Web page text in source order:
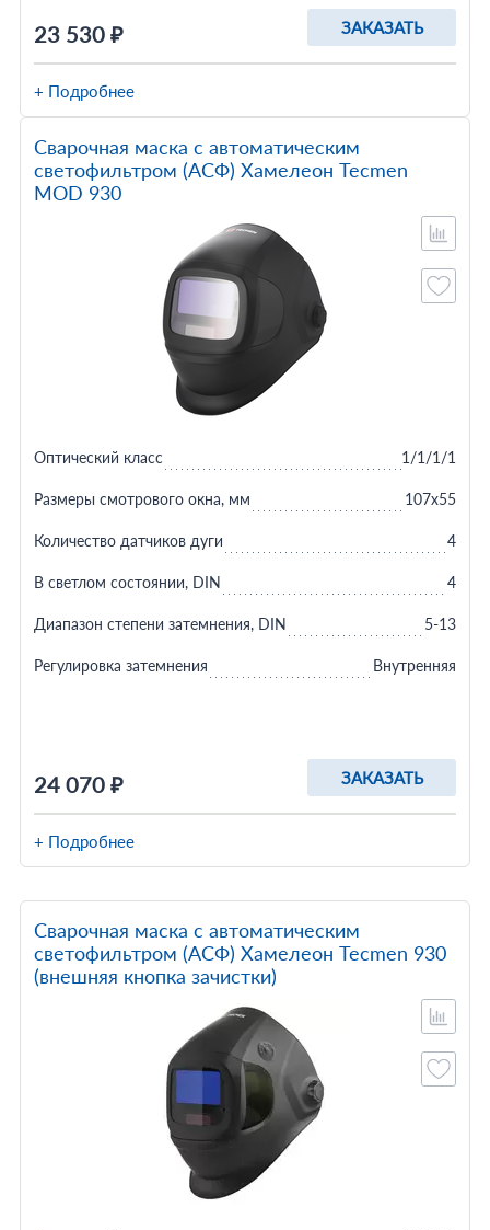
23 530 ₽ ЗАКАЗАТЬ
+ Подробнее
Сварочная маска с автоматическим
светофильтром (АСФ) Хамелеон Tecmen
MOD 930
24 070 ₽ ЗАКАЗАТЬ
Оптический класс 1/1/1/1
Размеры смотрового окна, мм 107х55
Количество датчиков дуги 4
В светлом состоянии, DIN 4
Диапазон степени затемнения, DIN 5-13
Регулировка затемнения Внутренняя
+ Подробнее
Сварочная маска с автоматическим
светофильтром (АСФ) Хамелеон Tecmen 930
(внешняя кнопка зачистки)